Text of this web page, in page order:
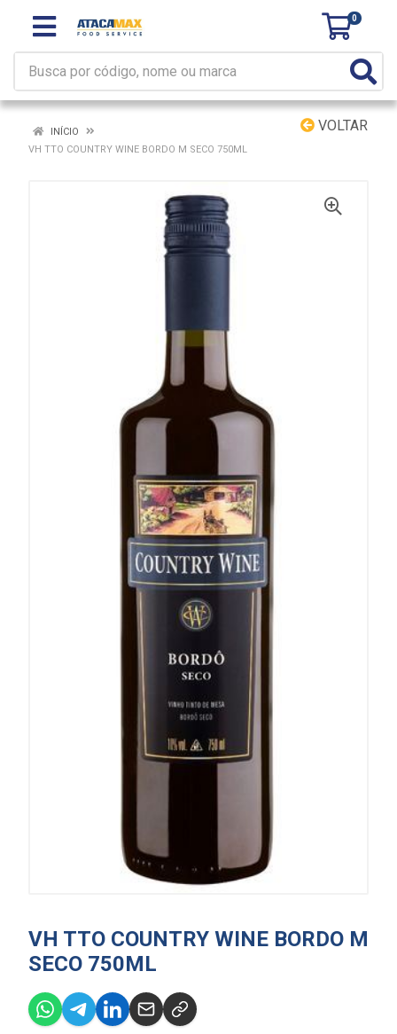
0
VOLTAR
INÍCIO
VH TTO COUNTRY WINE BORDO M SECO 750ML
VH TTO COUNTRY WINE BORDO M
SECO 750ML